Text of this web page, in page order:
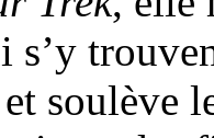
s’y
soulève